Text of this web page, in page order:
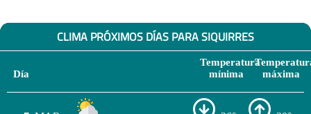
CLIMA PRÓXIMOS DÍAS PARA SIQUIRRES
Día
Temperatura
mínima
máxima